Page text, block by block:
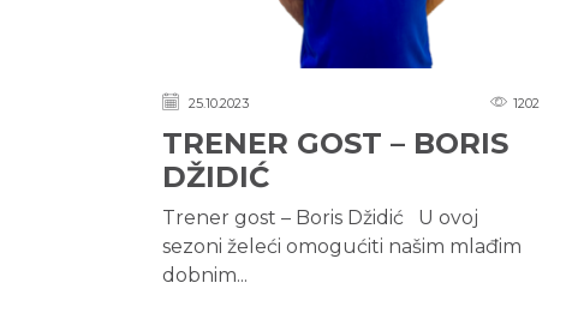
25.10.2023 1202
TRENER GOST – BORIS
DŽIDIĆ
Trener gost – Boris Džidić U ovoj
sezoni želeći omogućiti našim mlađim
dobnim...